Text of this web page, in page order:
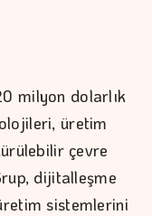
milyon dolarlık
üretim
çevre
dijitalleşme
sistemlerini